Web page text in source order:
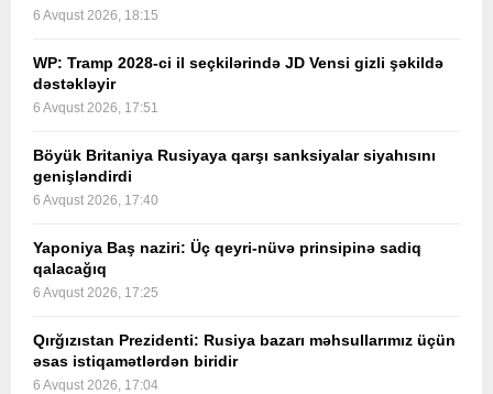
6 Avqust 2026, 18:15
WP: Tramp 2028-ci il seçkilərində JD Vensi gizli şəkildə
dəstəkləyir
6 Avqust 2026, 17:51
Böyük Britaniya Rusiyaya qarşı sanksiyalar siyahısını
genişləndirdi
6 Avqust 2026, 17:40
Yaponiya Baş naziri: Üç qeyri-nüvə prinsipinə sadiq
qalacağıq
6 Avqust 2026, 17:25
Qırğızıstan Prezidenti: Rusiya bazarı məhsullarımız üçün
əsas istiqamətlərdən biridir
6 Avqust 2026, 17:04